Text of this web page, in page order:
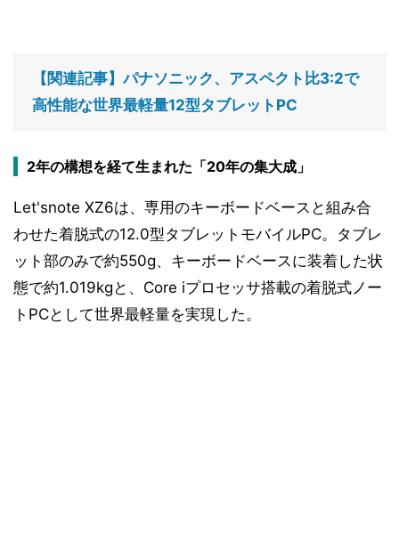
【関連記事】パナソニック、アスペクト比3:2で
高性能な世界最軽量12型タブレットPC
2年の構想を経て生まれた「20年の集大成」
Let'snote XZ6は、専用のキーボードベースと組み合
わせた着脱式の12.0型タブレットモバイルPC。タブレ
ット部のみで約550g、キーボードベースに装着した状
態で約1.019kgと、Core iプロセッサ搭載の着脱式ノー
トPCとして世界最軽量を実現した。